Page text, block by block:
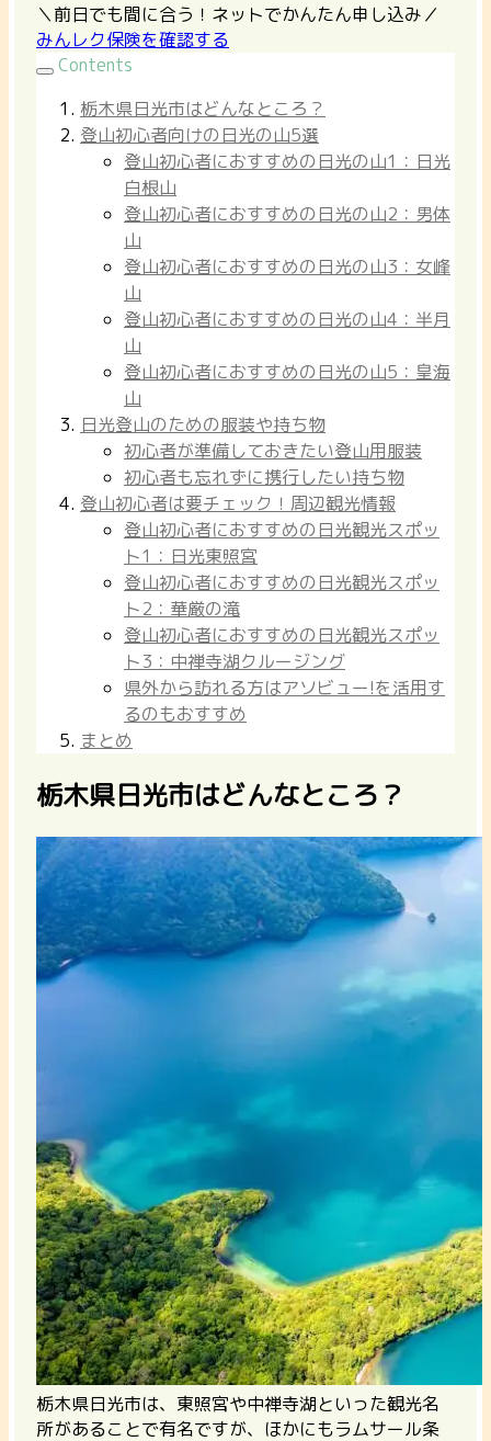
＼前日でも間に合う！ネットでかんたん申し込み／
みんレク保険を確認する
Contents
栃木県日光市はどんなところ？
登山初心者向けの日光の山5選
登山初心者におすすめの日光の山1：日光
白根山
登山初心者におすすめの日光の山2：男体
山
登山初心者におすすめの日光の山3：女峰
山
登山初心者におすすめの日光の山4：半月
山
登山初心者におすすめの日光の山5：皇海
山
日光登山のための服装や持ち物
初心者が準備しておきたい登山用服装
初心者も忘れずに携行したい持ち物
登山初心者は要チェック！周辺観光情報
登山初心者におすすめの日光観光スポッ
ト1：日光東照宮
登山初心者におすすめの日光観光スポッ
ト2：華厳の滝
登山初心者におすすめの日光観光スポッ
ト3：中禅寺湖クルージング
県外から訪れる方はアソビュー!を活用す
るのもおすすめ
まとめ
栃木県日光市はどんなところ？
栃木県日光市は、東照宮や中禅寺湖といった観光名
所があることで有名ですが、ほかにもラムサール条